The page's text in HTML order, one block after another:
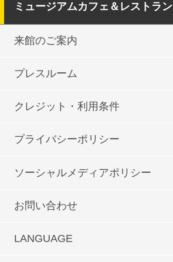
ミュージアムカフェ＆レストラン
来館のご案内
プレスルーム
クレジット・利用条件
プライバシーポリシー
ソーシャルメディアポリシー
お問い合わせ
LANGUAGE